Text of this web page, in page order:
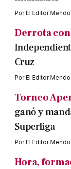
PorEl Editor
Derrota con
Cruz
PorEl Editor
Torneo
ganó y
Superliga
PorEl Editor
Hora,